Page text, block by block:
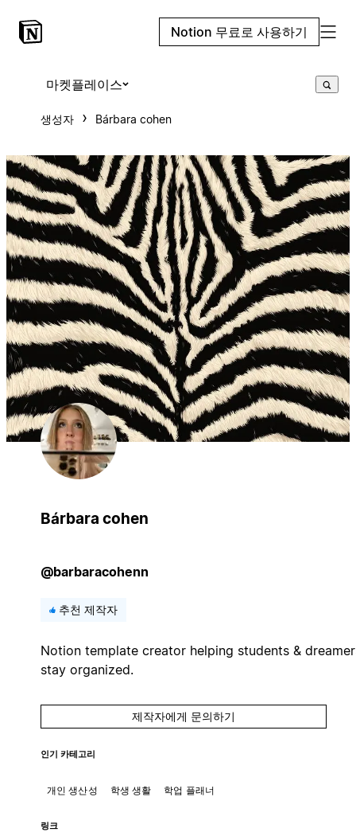
Notion 무료로 사용하기
마켓플레이스
생성자 Bárbara cohen
Bárbara cohen
@barbaracohenn
추천 제작자
Notion template creator helping students &
stay organized.
제작자에게 문의하기
인기 카테고리
개인 생산성 학생 생활 학업 플래너
링크